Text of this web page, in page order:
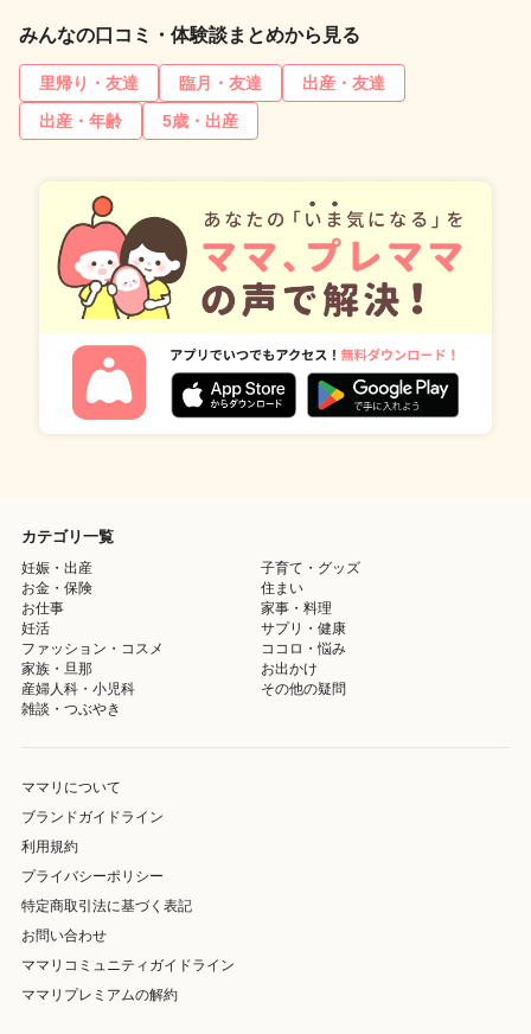
みんなの口コミ・体験談まとめから見る
里帰り・友達 臨月・友達
出産・友達
出産・年齢
5歳・出産
カテゴリ一覧
妊娠・出産
子育て・グッズ
お金・保険
住まい
お仕事
家事・料理
妊活
サプリ・健康
ファッション・コスメ
ココロ・悩み
家族・旦那
お出かけ
産婦人科・小児科
その他の疑問
雑談・つぶやき
ママリについて
ブランドガイドライン
利用規約
プライバシーポリシー
特定商取引法に基づく表記
お問い合わせ
ママリコミュニティガイドライン
ママリプレミアムの解約